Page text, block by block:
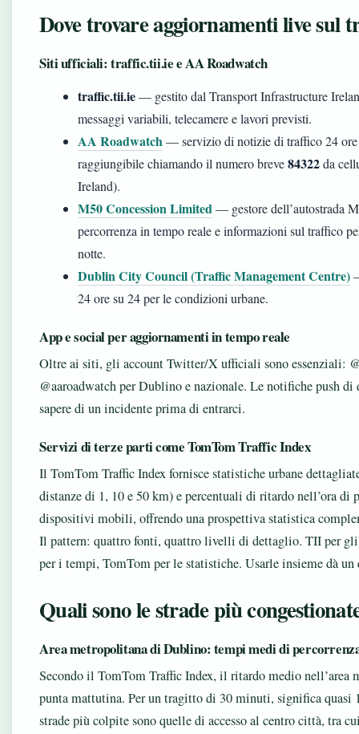
Dove trovare aggiornamenti live sul
Siti ufficiali: traffic.tii.ie e AA Roadwatch
traffic.tii.ie— gestito dal Transport Infrastructure
messaggi variabili, telecamere e lavori previsti.
AA Roadwatch— servizio di notizie di traffico 24
raggiungibile chiamando il numero breve84322da
Ireland).
M50 Concession Limited— gestore dell’autostrada
percorrenza in tempo reale e informazioni sul traffico
notte.
Dublin City Council (Traffic Management Centre)
24 ore su 24 per le condizioni urbane.
App e social per aggiornamenti in tempo reale
Oltre ai siti, gli account Twitter/X ufficiali sono essenziali:
@aaroadwatch per Dublino e nazionale. Le notifiche push
sapere di un incidente prima di entrarci.
Servizi di terze parti come TomTom Traffic Index
Il TomTom Traffic Index fornisce statistiche urbane
distanze di 1, 10 e 50 km) e percentuali di ritardo nell’ora
dispositivi mobili, offrendo una prospettiva statistica
Il pattern: quattro fonti, quattro livelli di dettaglio. TII per
per i tempi, TomTom per le statistiche. Usarle insieme dà un
Quali sono le strade più
Area metropolitana di Dublino: tempi medi di
Secondo il TomTom Traffic Index, il ritardo medio
punta mattutina. Per un tragitto di 30 minuti, significa quasi
strade più colpite sono quelle di accesso al centro città, tra